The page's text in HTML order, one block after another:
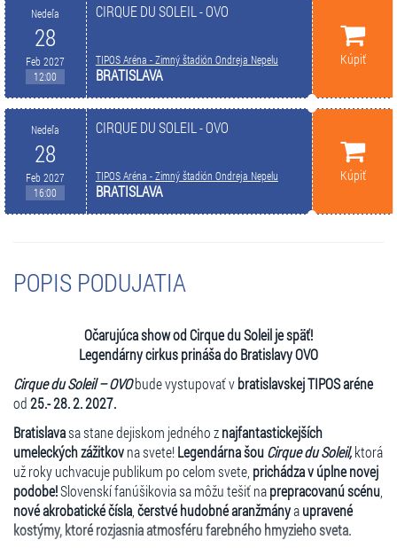
Nedeľa
28
Feb 2027
12:00
CIRQUE DU SOLEIL - OVO
TIPOS Aréna - Zimný štadión Ondreja Nepelu
BRATISLAVA
Kúpiť
Nedeľa
28
Feb 2027
16:00
CIRQUE DU SOLEIL - OVO
TIPOS Aréna - Zimný štadión Ondreja Nepelu
BRATISLAVA
Kúpiť
POPIS PODUJATIA
Očarujúca show od Cirque du Soleil je späť!
Legendárny cirkus prináša do Bratislavy OVO
Cirque du Soleil – OVObude vystupovať vbratislavskej TIPOS aréne
od25.- 28. 2. 2027.
Bratislavasa stane dejiskom jedného znajfantastickejších
umeleckých zážitkovna svete!Legendárna šouCirque du Soleil,ktorá
už roky uchvacuje publikum po celom svete, prichádza v úplne novej
podobe!Slovenskí fanúšikovia sa môžu tešiť naprepracovanú scénu
nové akrobatické čísla čerstvé hudobné aranžmányaupravené
kostýmy,ktoré rozjasnia atmosféru farebného hmyzieho sveta.